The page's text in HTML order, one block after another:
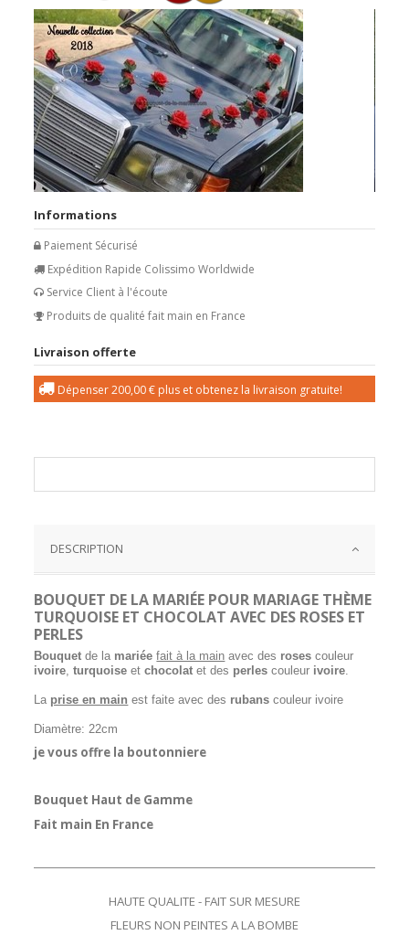
Informations
Paiement Sécurisé
Expédition Rapide Colissimo Worldwide
Service Client à l'écoute
Produits de qualité fait main en France
Livraison offerte
Dépenser200,00 € plus et obtenez la livraison gratuite!
DESCRIPTION
BOUQUET DE LA MARIÉE POUR MARIAGE THÈME
TURQUOISE ET CHOCOLAT AVEC DES ROSES ET
PERLES
Bouquet de la mariée fait à la main avec des roses couleur
ivoire ,turquoise etchocolat et des perles couleur ivoire
La prise en main est faite avec des rubans couleur ivoire
Diamètre: 22cm
je vous offre la boutonniere
Bouquet Haut de Gamme
Fait main En France
HAUTE QUALITE - FAIT SUR MESURE
FLEURS NON PEINTES A LA BOMBE